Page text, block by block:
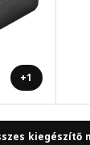
+1
kiegészítő